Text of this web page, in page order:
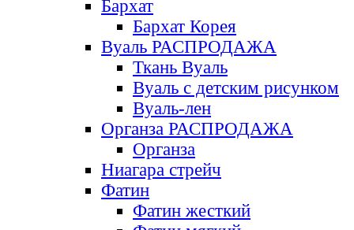
Бархат
Бархат Корея
Вуаль РАСПРОДАЖА
Ткань Вуаль
Вуаль с детским рисунком
Вуаль-лен
Органза РАСПРОДАЖА
Органза
Ниагара стрейч
Фатин
Фатин жесткий